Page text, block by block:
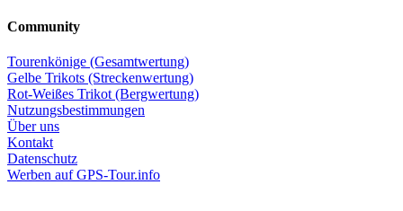
Community
Tourenkönige (Gesamtwertung)
Gelbe Trikots (Streckenwertung)
Rot-Weißes Trikot (Bergwertung)
Nutzungsbestimmungen
Über uns
Kontakt
Datenschutz
Werben auf GPS-Tour.info